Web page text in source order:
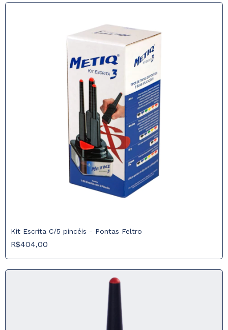
Kit Escrita C/5 pincéis - Pontas Feltro
R$404,00